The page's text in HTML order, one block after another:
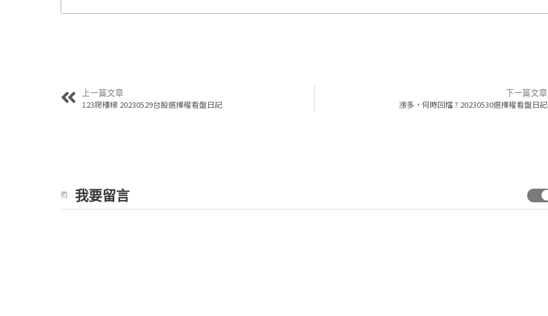
上一篇文章
123爬樓梯 20230529台股選擇權看盤日記
下一篇文章
漲多，何時回檔 ? 20230530選擇權看盤日記
我要留言